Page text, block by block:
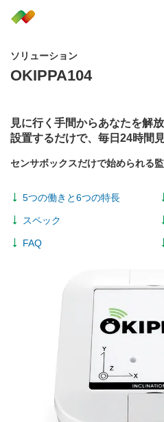
ソリューション
OKIPPA104
見に行く手間からあなたを解放
設置するだけで、毎日24時間
センサボックスだけで始められる
5つの働きと6つの特長
スペック
FAQ